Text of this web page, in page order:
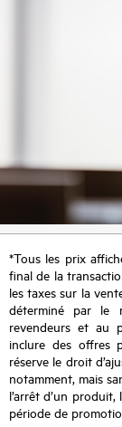
*Tous les prix
final de la
les taxes sur la
déterminé par le
revendeurs et au
inclure des offres
réserve le droit
notamment, mais
l’arrêt d’un
période de